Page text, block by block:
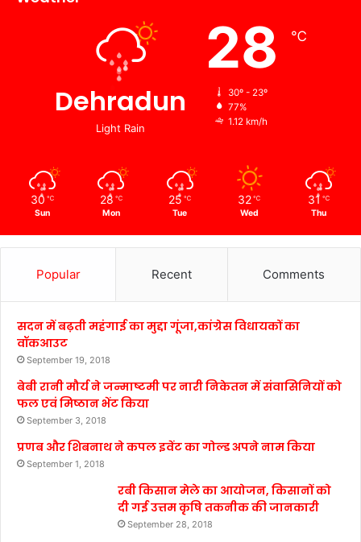
Dehradun
Light Rain
28 ℃
30º - 23º
77%
1.12 km/h
30 ℃
Sun
28 ℃
Mon
25 ℃
Tue
32 ℃
Wed
31 ℃
Thu
Popular Recent Comments
सदन में बढ़ती महंगाई का मुद्दा गूंजा,कांग्रेस विधायकों का
वॉकआउट
September 19, 2018
बेबी रानी मौर्य ने जन्माष्टमी पर नारी निकेतन में संवासिनियों को
फल एवं मिष्ठान भेंट किया
September 3, 2018
प्रणब और शिबनाथ ने कपल इवेंट का गोल्ड अपने नाम किया
September 1, 2018
रबी किसान मेले का आयोजन, किसानों को
दी गई उत्तम कृषि तकनीक की जानकारी
September 28, 2018